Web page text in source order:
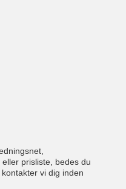
prisliste, bedes du
vi dig inden